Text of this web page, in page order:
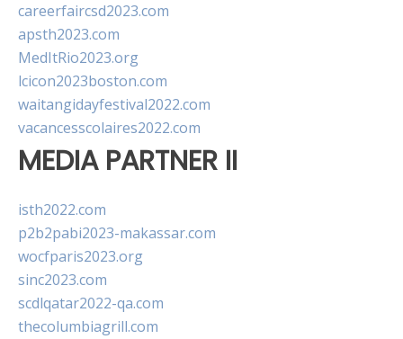
careerfaircsd2023.com
apsth2023.com
MedItRio2023.org
lcicon2023boston.com
waitangidayfestival2022.com
vacancesscolaires2022.com
MEDIA PARTNER II
isth2022.com
p2b2pabi2023-makassar.com
wocfparis2023.org
sinc2023.com
scdlqatar2022-qa.com
thecolumbiagrill.com